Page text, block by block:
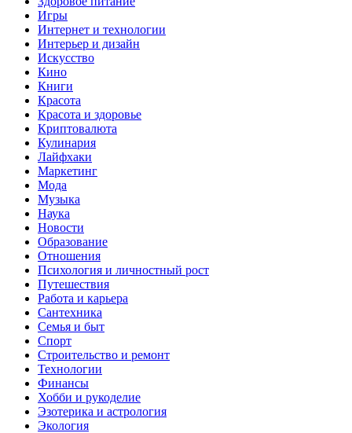
Игры
Интернет и технологии
Интерьер и дизайн
Искусство
Кино
Книги
Красота
Красота и здоровье
Криптовалюта
Кулинария
Лайфхаки
Маркетинг
Мода
Музыка
Наука
Новости
Образование
Отношения
Психология и личностный рост
Путешествия
Работа и карьера
Сантехника
Семья и быт
Спорт
Строительство и ремонт
Технологии
Финансы
Хобби и рукоделие
Эзотерика и астрология
Экология